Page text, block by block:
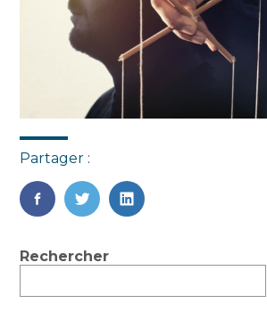
Partager :
FaceBook
TwitterLinkedIn
Blog
Rechercher